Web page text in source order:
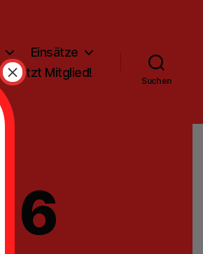
Einsätze
jetzt Mitglied!
Suchen
×